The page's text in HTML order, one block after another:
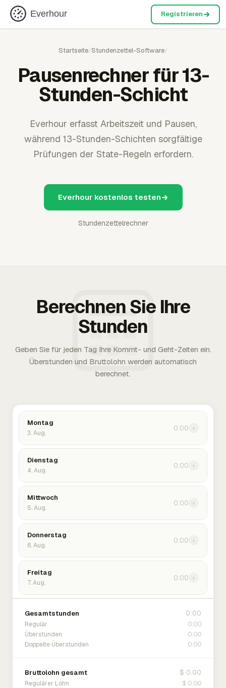
Everhour Registrieren
Startseite/Stundenzettel-Software/
Pausenrechner für 13-
Stunden-Schicht
Everhour erfasst Arbeitszeit und Pausen,
während 13-Stunden-Schichten sorgfältige
Prüfungen der State-Regeln erfordern.
Everhour kostenlos testen
Stundenzettelrechner
Berechnen Sie Ihre
Stunden
Geben Sie für jeden Tag Ihre Kommt- und Geht-Zeiten ein.
Überstunden und Bruttolohn werden automatisch
berechnet.
Montag
3. Aug.
0:00 ›
Dienstag
4. Aug.
0:00 ›
Mittwoch
5. Aug.
0:00 ›
Donnerstag
6. Aug.
0:00 ›
Freitag
7. Aug.
0:00 ›
Gesamtstunden 0:00
Regulär 0:00
Überstunden 0:00
Doppelte Überstunden 0:00
Bruttolohn gesamt $ 0.00
Regulärer Lohn $ 0.00